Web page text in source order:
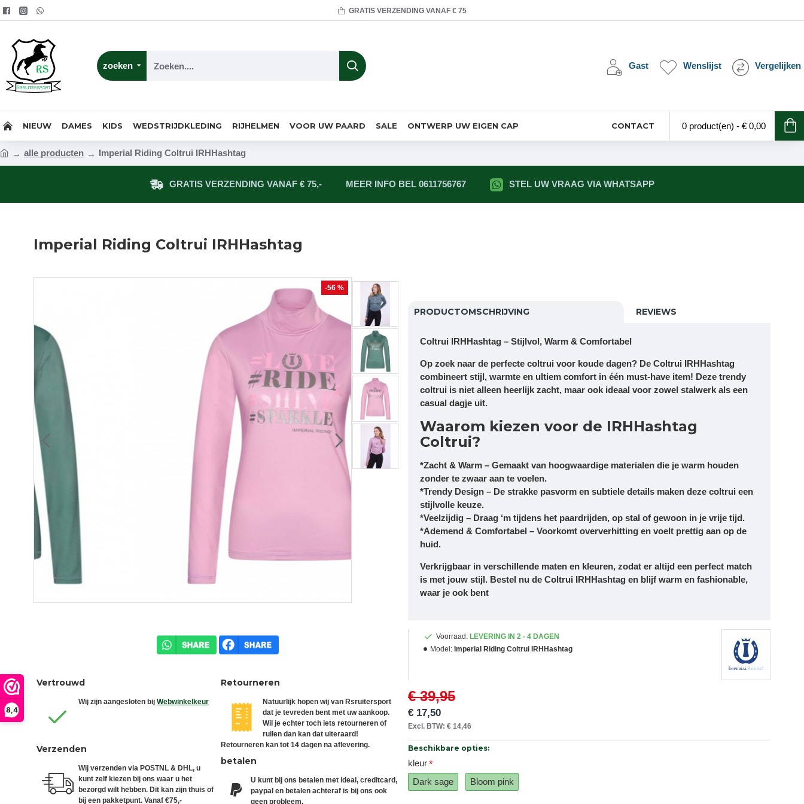
8,4
GRATIS VERZENDING VANAF € 75
zoeken Gast Wenslijst Vergelijken
NIEUW DAMES KIDS WEDSTRIJDKLEDING RIJHELMEN VOOR UW PAARD SALE ONTWERP UW EIGEN CAP CONTACT 0 product(en) - € 0,00
alle producten Imperial Riding Coltrui IRHHashtag
GRATIS VERZENDING VANAF € 75,- MEER INFO BEL 0611756767 STEL UW VRAAG VIA WHATSAPP
Imperial Riding Coltrui IRHHashtag
-56 %
Vertrouwd
Wij zijn aangesloten bij Webwinkelkeur
Verzenden
Wij verzenden via POSTNL & DHL, u
kunt zelf kiezen bij ons waar u het
bezorgd wilt hebben. Dit kan zijn thuis of
bij een pakketpunt. Vanaf €75,-
Retourneren
Natuurlijk hopen wij van Rsruitersport
dat je tevreden bent met uw aankoop.
Wil je echter toch iets retourneren of
ruilen dan kan dat uiteraard!
Retourneren kan tot 14 dagen na aflevering.
betalen
U kunt bij ons betalen met ideal, creditcard,
paypal en betalen achteraf is bij ons ook
geen probleem.
PRODUCTOMSCHRIJVING REVIEWS
Coltrui IRHHashtag – Stijlvol, Warm & Comfortabel
Op zoek naar de perfecte coltrui voor koude dagen? De Coltrui IRHHashtag
combineert stijl, warmte en ultiem comfort in één must-have item! Deze trendy
coltrui is niet alleen heerlijk zacht, maar ook ideaal voor zowel stalwerk als een
casual dagje uit.
Waarom kiezen voor de IRHHashtag
Coltrui?
*Zacht & Warm – Gemaakt van hoogwaardige materialen die je warm houden
zonder te zwaar aan te voelen.
*Trendy Design – De strakke pasvorm en subtiele details maken deze coltrui een
stijlvolle keuze.
*Veelzijdig – Draag ‘m tijdens het paardrijden, op stal of gewoon in je vrije tijd.
*Ademend & Comfortabel – Voorkomt oververhitting en voelt prettig aan op de
huid.
Verkrijgbaar in verschillende maten en kleuren, zodat er altijd een perfect match
is met jouw stijl. Bestel nu de Coltrui IRHHashtag en blijf warm en fashionable,
waar je ook bent
Voorraad: LEVERING IN 2 - 4 DAGEN
Model: Imperial Riding Coltrui IRHHashtag
€ 17,50
€ 39,95
Excl. BTW: € 14,46
Beschikbare opties:
kleur
Dark sage
Bloom pink